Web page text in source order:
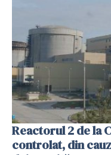
Reactorul 2 de la
controlat, din